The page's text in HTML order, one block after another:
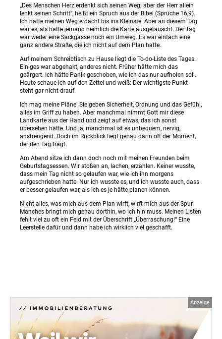
„Des Menschen Herz erdenkt sich seinen Weg; aber der Herr allein
lenkt seinen Schritt“, heißt ein Spruch aus der Bibel (Sprüche 16,9).
Ich hatte meinen Weg erdacht bis ins Kleinste. Aber an diesem Tag
war es, als hätte jemand heimlich die Karte ausgetauscht. Der Tag
war weder eine Sackgasse noch ein Umweg. Es war einfach eine
ganz andere Straße, die ich nicht auf dem Plan hatte.
Auf meinem Schreibtisch zu Hause liegt die To-do-Liste des Tages.
Einiges war abgehakt, anderes nicht. Früher hätte mich das
geärgert. Ich hätte Panik geschoben, wie ich das nur aufholen soll.
Heute schaue ich auf den Zettel und weiß: Der wichtigste Punkt
steht gar nicht drauf.
Ich mag meine Pläne. Sie geben Sicherheit, Ordnung und das Gefühl,
alles im Griff zu haben. Aber manchmal nimmt Gott mir diese
Landkarte aus der Hand und zeigt auf etwas, das ich sonst
übersehen hätte. Und ja, manchmal ist es unbequem, nervig,
anstrengend. Doch im Rückblick liegt genau darin oft der Moment,
der den Tag trägt.
Am Abend sitze ich dann doch noch mit meinen Freunden beim
Geburtstagsessen. Wir stoßen an, lachen, erzählen. Keiner wusste,
dass mein Tag nicht so gelaufen war, wie ich ihn morgens
aufgeschrieben hatte. Nur ich wusste es, und ich wusste auch, dass
er besser gelaufen war, als ich es je hätte planen können.
Nicht alles, was mich aus dem Plan wirft, wirft mich aus der Spur.
Manches bringt mich genau dorthin, wo ich hin muss. Meinen Listen
fehlt viel zu oft ein Feld mit der Überschrift „Überraschung!“ Eine
Leerstelle dafür und dann habe ich wirklich viel geschafft.